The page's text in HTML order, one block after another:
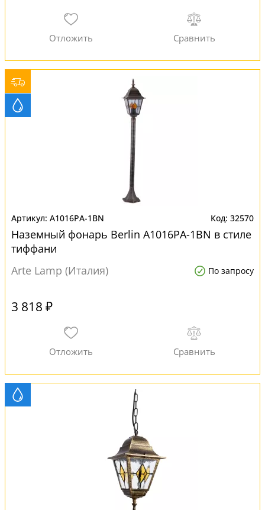
A1016PA-1BN 32570
Наземный фонарь Berlin A1016PA-1BN в стиле
тиффани
Arte Lamp (Италия)
По запросу
3 818 ₽